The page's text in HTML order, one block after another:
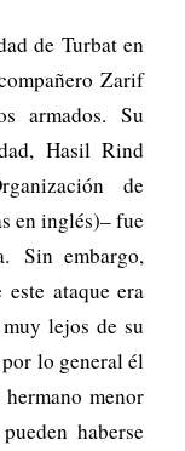
de Turbat en
Zarif
armados. Su
Hasil Rind
de
en inglés)– fue
Sin embargo,
ataque era
lejos de su
lo general él
menor
haberse